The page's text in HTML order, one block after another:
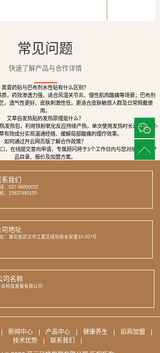
常见问题
快速了解产品与合作详情
黑膏药贴与巴布剂水性贴有什么区别？
，药效渗透力强，适合风湿关节炎、慢性肌肉酸痛等场景；巴布剂
，透气性更好、皮肤刺激性低，更适合皮肤敏感人群及日常佩戴使
用。
艾草自发热贴的发热原理是什么？
发热包，利用铁粉氧化反应持续产热，单次使用发热时长达8至12小
有效成分实现温通经络、缓解局部酸痛的理疗效果。
如何通过开云网页版了解合作政策？
，在线提交意向申请，专属顾问将于3个工作日内与您对接，提供产
品目录、报价及加盟方案。
系我们
：027-88850010
：15827495155
司地址
：湖北省武汉市江夏区纸坊街长安里10-207号
司名称
云科技发展有限公司
新闻中心 产品中心 健康养生 招商加盟
技术优势
联系我们